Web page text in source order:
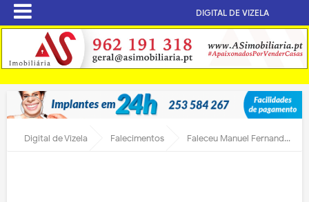
DIGITAL DE VIZELA
Digital de Vizela Falecimentos Faleceu Manuel Fernando Ribeiro da Cunha